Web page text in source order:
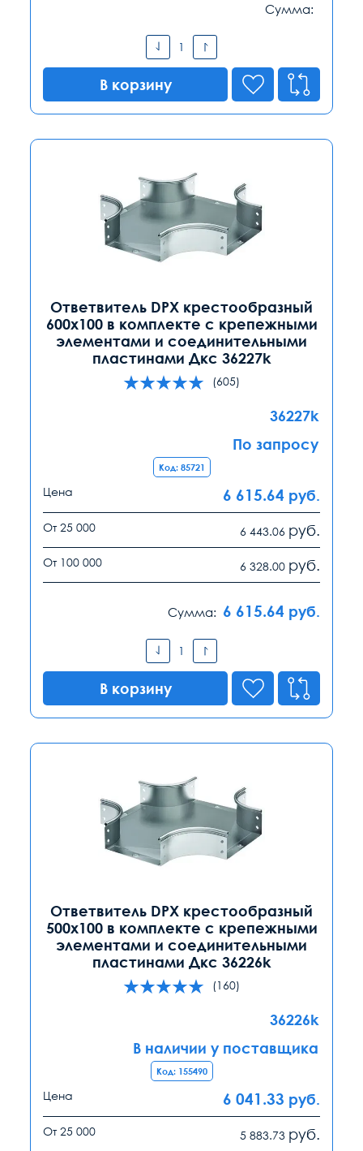
Сумма:
В корзину
Ответвитель DPX крестообразный
600х100 в комплекте с крепежными
элементами и соединительными
пластинами Дкс 36227k
(605)
36227k
По запросу
Код: 85721
Цена 6 615.64 руб.
От 25 000 6 443.06 руб.
От 100 000 6 328.00 руб.
Сумма: 6 615.64 руб.
В корзину
Ответвитель DPX крестообразный
500х100 в комплекте с крепежными
элементами и соединительными
пластинами Дкс 36226k
(160)
36226k
В наличии у поставщика
Код: 155490
Цена 6 041.33 руб.
От 25 000 5 883.73 руб.